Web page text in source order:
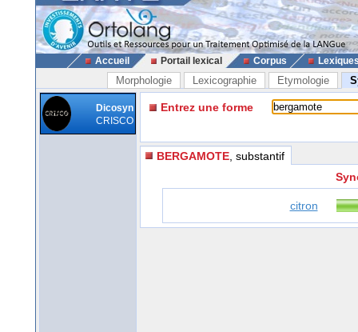
Accueil Portail lexical Corpus
Morphologie Lexicographie Etymologie
Dicosyn
CRISCO
Entrez une forme
BERGAMOTE , substantif
citron